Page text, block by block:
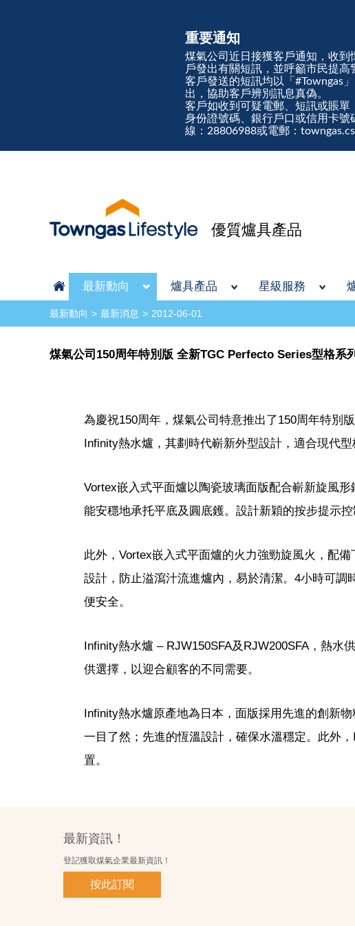
重要通知
煤氣公司近日接獲客戶通知，收
戶發出有關短訊，並呼籲市民提
客戶發送的短訊均以「#Towngas
出，協助客戶辨別訊息真偽。
客戶如收到可疑電郵、短訊或賬
身份證號碼、銀行戶口或信用卡
線：28806988或電郵：
優質爐具產品
最新動向 爐具產品 星級服務
最新動向 最新消息 2012-06-01
煤氣公司150周年特別版 全新TGC Perfecto Series型格系
為慶祝150周年，煤氣公司特意推出了150周年特別
Infinity熱水爐，其劃時代嶄新外型設計，適合現代型
Vortex嵌入式平面爐以陶瓷玻璃面版配合嶄新旋風
能安穩地承托平底及圓底鑊。設計新穎的按步提示
此外，Vortex嵌入式平面爐的火力強勁旋風火，配
設計，防止溢瀉汁流進爐內，易於清潔。4小時可
便安全。
Infinity熱水爐 – RJW150SFA及RJW200SFA，熱水
供選擇，以迎合顧客的不同需要。
Infinity熱水爐原產地為日本，面版採用先進的創新
一目了然；先進的恆溫設計，確保水溫穩定。此外
置。
最新資訊！
登記獲取煤氣企業最新資訊！
按此訂閱